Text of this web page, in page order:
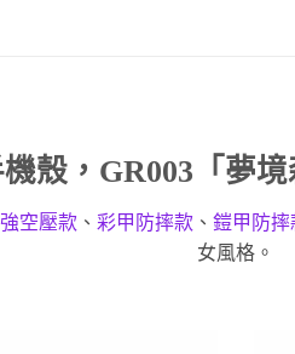
殼，GR003「夢
空壓款 、 彩甲防摔款 、 鎧甲防摔
女風格。